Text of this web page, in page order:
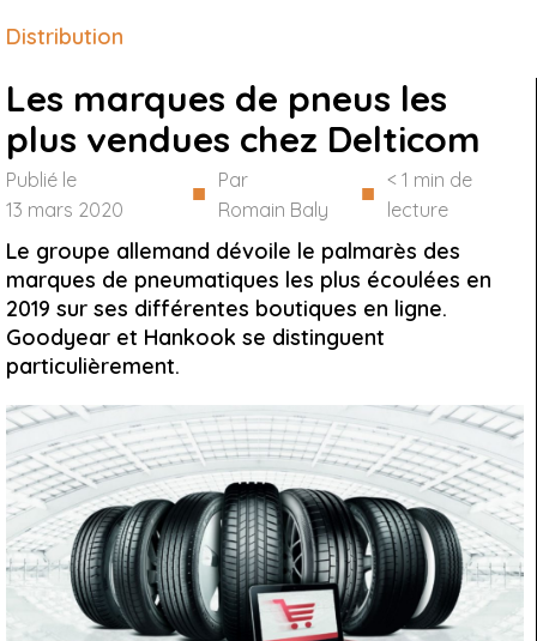
Distribution
Les marques de pneus les
plus vendues chez Delticom
Publié le
13 mars 2020
■ Par
Romain Baly
■ < 1 min de
lecture
Le groupe allemand dévoile le palmarès des
marques de pneumatiques les plus écoulées en
2019 sur ses différentes boutiques en ligne.
Goodyear et Hankook se distinguent
particulièrement.